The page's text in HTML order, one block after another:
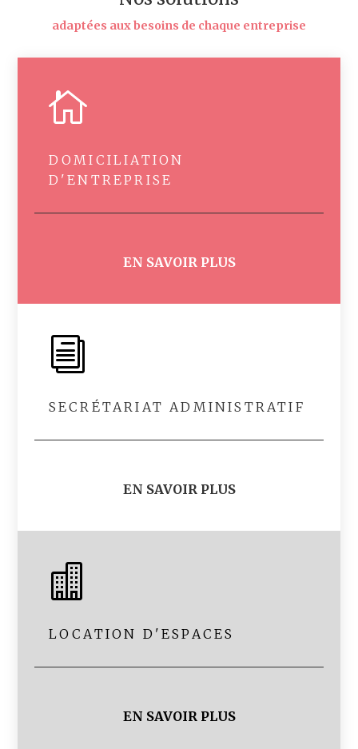
adaptées aux besoins de chaque entreprise

DOMICILIATION
D'ENTREPRISE
EN SAVOIR PLUS
i
SECRÉTARIAT ADMINISTRATIF
EN SAVOIR PLUS

LOCATION D'ESPACES
EN SAVOIR PLUS